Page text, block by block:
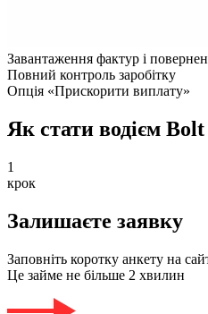
Завантаження фактур і
Повний контроль заробітку
Опція «Прискорити виплату»
Як стати водієм Bolt
1
крок
Залишаєте заявку
Заповніть коротку анкету на
Це займе не більше 2 хвилин